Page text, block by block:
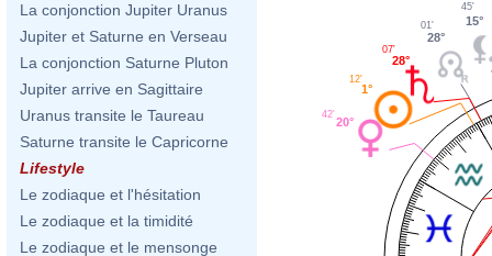
La conjonction Jupiter Uranus
Jupiter et Saturne en Verseau
La conjonction Saturne Pluton
Jupiter arrive en Sagittaire
Uranus transite le Taureau
Saturne transite le Capricorne
Lifestyle
Le zodiaque et l'hésitation
Le zodiaque et la timidité
Le zodiaque et le mensonge
15°
45'
28°
01'
28°
07'
1°
12'
20°
42'